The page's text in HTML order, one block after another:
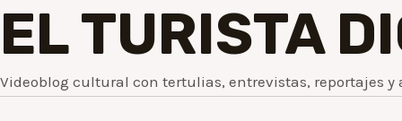
EL TURISTA
Videoblog cultural con tertulias, entrevistas, reportajes y